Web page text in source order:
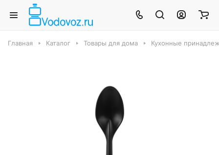
Главная Каталог Товары для дома Кухонные